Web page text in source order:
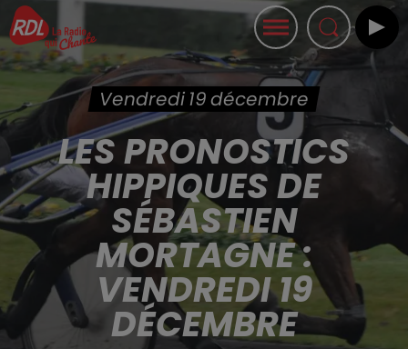
Vendredi 19 décembre
LES PRONOSTICS
HIPPIQUES DE
SÉBASTIEN
MORTAGNE :
VENDREDI 19
DÉCEMBRE